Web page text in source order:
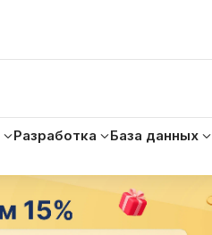
Разработка База данных